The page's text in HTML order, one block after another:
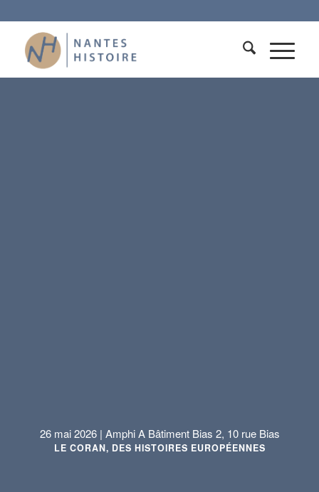
26 mai 2026 | Amphi A Bâtiment Bias 2, 10 rue Bias
LE CORAN, DES HISTOIRES EUROPÉENNES